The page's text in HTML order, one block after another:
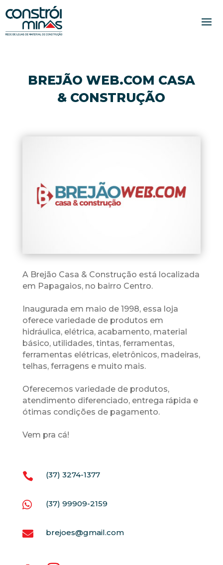
BREJÃO WEB.COM CASA
& CONSTRUÇÃO
A Brejão Casa & Construção está localizada
em Papagaios, no bairro Centro.
Inaugurada em maio de 1998, essa loja
oferece variedade de produtos em
hidráulica, elétrica, acabamento, material
básico, utilidades, tintas, ferramentas,
ferramentas elétricas, eletrônicos, madeiras,
telhas, ferragens e muito mais.
Oferecemos variedade de produtos,
atendimento diferenciado, entrega rápida e
ótimas condições de pagamento.
Vem pra cá!
 (37) 3274-1377
 (37) 99909-2159
 brejoes@gmail.com